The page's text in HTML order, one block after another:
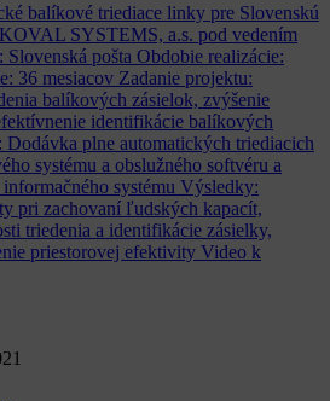
balíkové triediace linky pre Slovenskú
SYSTEMS, a.s. pod vedením
pošta Obdobie realizácie:
36 mesiacov Zadanie projektu:
balíkových zásielok, zvýšenie
identifikácie balíkových
Dodávka plne automatických triediacich
systému a obslužného softvéru a
systému Výsledky:
pri zachovaní ľudských kapacít,
triedenia a identifikácie zásielky,
priestorovej efektivity Video k